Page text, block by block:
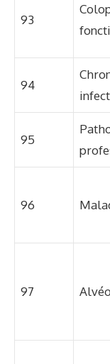
93
94
95
96
97